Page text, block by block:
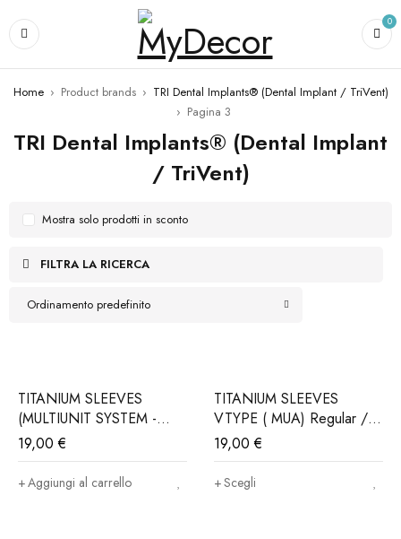
0
Home › Product brands › TRI Dental Implants® (Dental Implant / TriVent)
› Pagina 3
TRI Dental Implants® (Dental Implant
/ TriVent)
FILTRA LA RICERCA
Ordinamento predefinito
Mostra solo prodotti in sconto
TITANIUM SLEEVES
(MULTIUNIT SYSTEM -
MUA) DTYPE (Iva e
trasporto incluso)
19,00€
Aggiungi al carrello
TITANIUM SLEEVES
VTYPE ( MUA) Regular /
CadCam (Iva e trasporto
incluso)
19,00€
Scegli